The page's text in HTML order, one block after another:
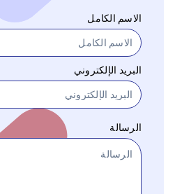
الاسم الكامل
البريد الإلكتروني
الرسالة